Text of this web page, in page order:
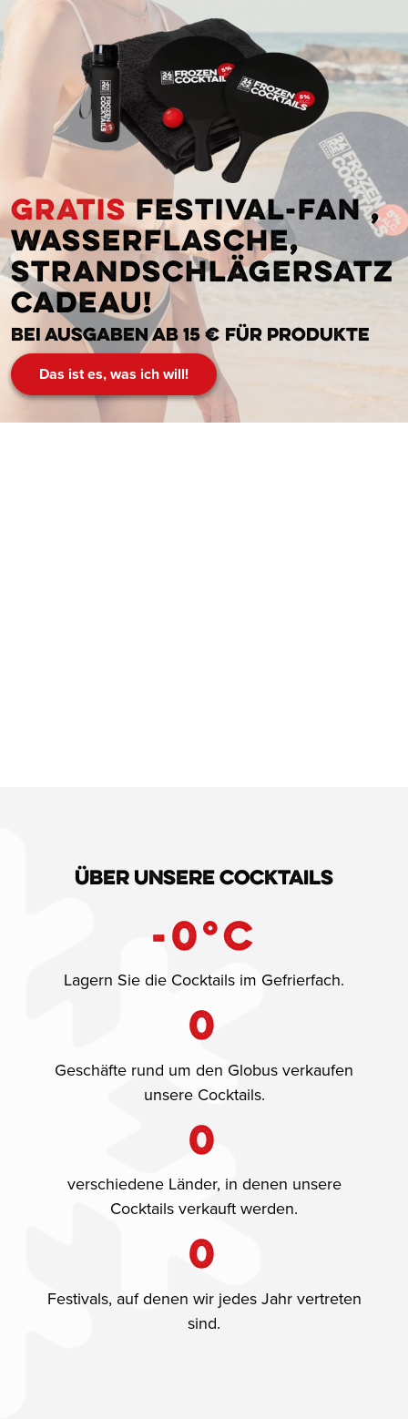
GratisFestival-Fan ,
Wasserflasche,
Strandschlägersatz
cadeau!
Bei Ausgaben ab 15 € für Produkte
Das ist es, was ich will!
Über unsere Cocktails
-0°C
Lagern Sie die Cocktails im Gefrierfach.
0
Geschäfte rund um den Globus verkaufen
unsere Cocktails.
0
verschiedene Länder, in denen unsere
Cocktails verkauft werden.
0
Festivals, auf denen wir jedes Jahr vertreten
sind.